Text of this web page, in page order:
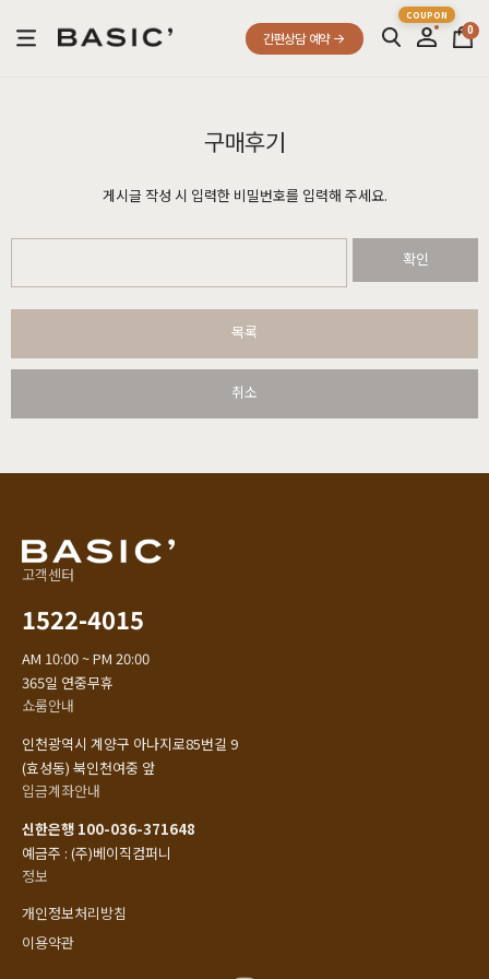
간편상담 예약
0
구매후기
게시글 작성 시 입력한 비밀번호를 입력해 주세요.
확인
목록
취소
고객센터
1522-4015
AM 10:00 ~ PM 20:00
365일 연중무휴
쇼룸안내
인천광역시 계양구 아나지로85번길 9
(효성동) 북인천여중 앞
입금계좌안내
신한은행 100-036-371648
예금주 : (주)베이직컴퍼니
정보
개인정보처리방침
이용약관